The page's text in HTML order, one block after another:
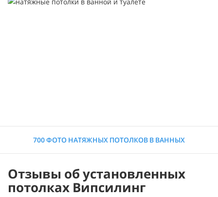
700 ФОТО НАТЯЖНЫХ ПОТОЛКОВ В ВАННЫХ
Отзывы об установленных
потолках Випсилинг